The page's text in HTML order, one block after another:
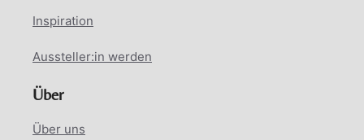
Inspiration
Aussteller:in werden
Über
Über uns